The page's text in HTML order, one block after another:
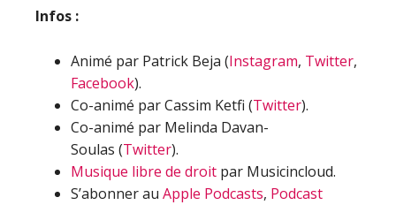
Infos :
Animé par Patrick Beja (Instagram, Twitter,
Facebook).
Co-animé par Cassim Ketfi (Twitter).
Co-animé par Melinda Davan-
Soulas (Twitter).
Musique libre de droit par Musicincloud.
S’abonner au Apple Podcasts, Podcast